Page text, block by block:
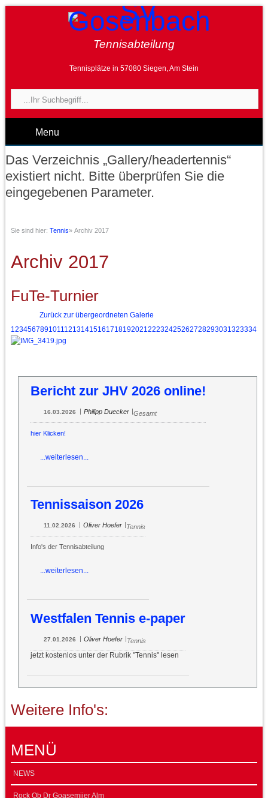
Tennisabteilung
Tennisplätze in 57080 Siegen, Am Stein
Menu
Das Verzeichnis „Gallery/headertennis“
existiert nicht. Bitte überprüfen Sie die
eingegebenen Parameter.
Sie sind hier: Tennis» Archiv 2017
Archiv 2017
FuTe-Turnier
Zurück zur übergeordneten Galerie
1 234567891011 12131415161718192021 22232425262728293031 32333435
Bericht zur JHV 2026 online!
16.03.2026 | Philipp Duecker |Gesamt
hier Klicken!
...weiterlesen...
Tennissaison 2026
11.02.2026 Oliver Hoefer Tennis
Info's der Tennisabteilung
...weiterlesen...
Westfalen Tennis e-paper
27.01.2026 | Oliver Hoefer |Tennis
jetzt kostenlos unter der Rubrik "Tennis" lesen
Weitere Info's:
MENÜ
NEWS
Rock Ob Dr Goasemijer Alm